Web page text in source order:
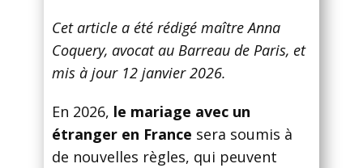
Cet article a été rédigé maître Anna
Coquery, avocat au Barreau de Paris, et
mis à jour 12 janvier 2026.
En 2026, le mariage avec un
étranger en France sera soumis à
de nouvelles règles, qui peuvent